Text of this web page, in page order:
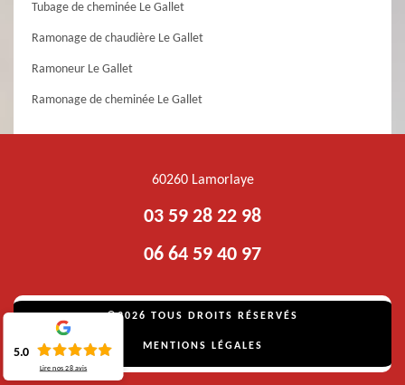
Tubage de cheminée Le Gallet
Ramonage de chaudière Le Gallet
Ramoneur Le Gallet
Ramonage de cheminée Le Gallet
60260 Lamorlaye
03 59 28 22 98
06 64 59 40 97
©2026 TOUS DROITS RÉSERVÉS
MENTIONS LÉGALES
5.0
Lire nos28 avis